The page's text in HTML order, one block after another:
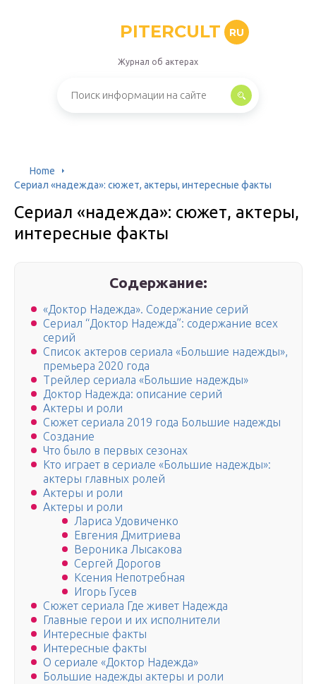
PITERCULT RU
Журнал об актерах
Home
Сериал «надежда»: сюжет, актеры, интересные факты
Сериал «надежда»: сюжет, актеры,
интересные факты
Содержание:
«Доктор Надежда». Содержание серий
Сериал “Доктор Надежда”: содержание всех
серий
Список актеров сериала «Большие надежды»,
премьера 2020 года
Трейлер сериала «Большие надежды»
Доктор Надежда: описание серий
Актеры и роли
Сюжет сериала 2019 года Большие надежды
Создание
Что было в первых сезонах
Кто играет в сериале «Большие надежды»:
актеры главных ролей
Актеры и роли
Актеры и роли
Лариса Удовиченко
Евгения Дмитриева
Вероника Лысакова
Сергей Дорогов
Ксения Непотребная
Игорь Гусев
Сюжет сериала Где живет Надежда
Главные герои и их исполнители
Интересные факты
Интересные факты
О сериале «Доктор Надежда»
Большие надежды актеры и роли